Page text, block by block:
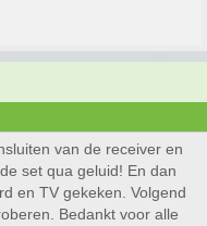
van de receiver en
set qua geluid! En dan
en TV gekeken. Volgend
Bedankt voor alle